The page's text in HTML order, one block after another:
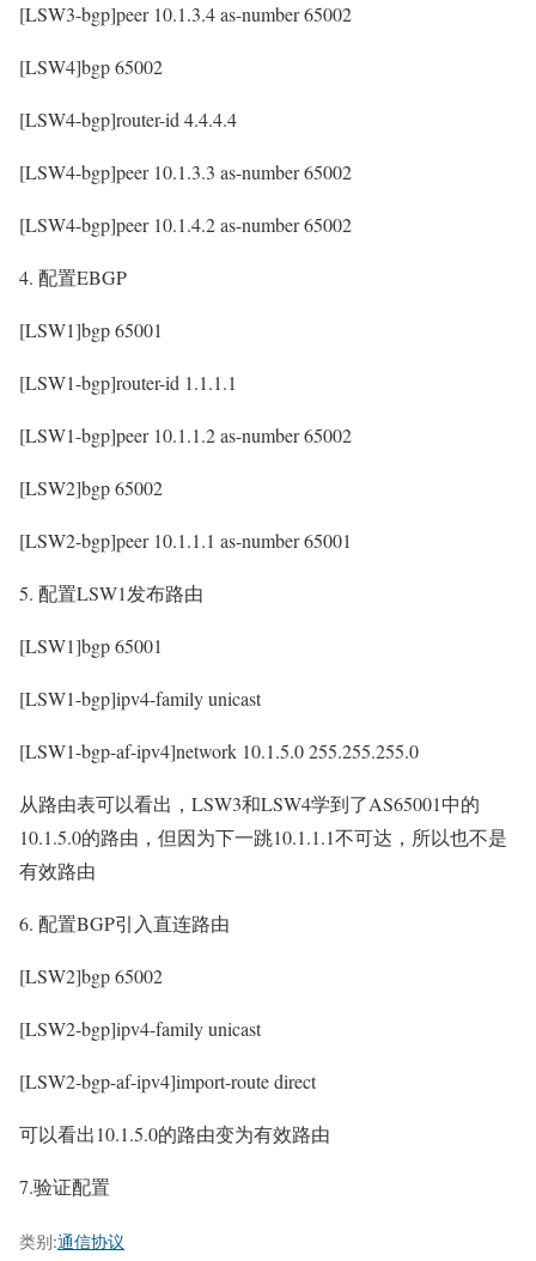
[LSW3-bgp]peer 10.1.3.4 as-number 65002
[LSW4]bgp 65002
[LSW4-bgp]router-id 4.4.4.4
[LSW4-bgp]peer 10.1.3.3 as-number 65002
[LSW4-bgp]peer 10.1.4.2 as-number 65002
4. 配置EBGP
[LSW1]bgp 65001
[LSW1-bgp]router-id 1.1.1.1
[LSW1-bgp]peer 10.1.1.2 as-number 65002
[LSW2]bgp 65002
[LSW2-bgp]peer 10.1.1.1 as-number 65001
5. 配置LSW1发布路由
[LSW1]bgp 65001
[LSW1-bgp]ipv4-family unicast
[LSW1-bgp-af-ipv4]network 10.1.5.0 255.255.255.0
从路由表可以看出，LSW3和LSW4学到了AS65001中的
10.1.5.0的路由，但因为下一跳10.1.1.1不可达，所以也不是
有效路由
6. 配置BGP引入直连路由
[LSW2]bgp 65002
[LSW2-bgp]ipv4-family unicast
[LSW2-bgp-af-ipv4]import-route direct
可以看出10.1.5.0的路由变为有效路由
7.验证配置
类别:通信协议